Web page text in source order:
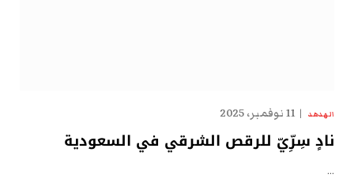
الهدهد 11 نوفمبر، 2025
نادٍ سِرِّيّ للرقص الشرقي في السعودية
…